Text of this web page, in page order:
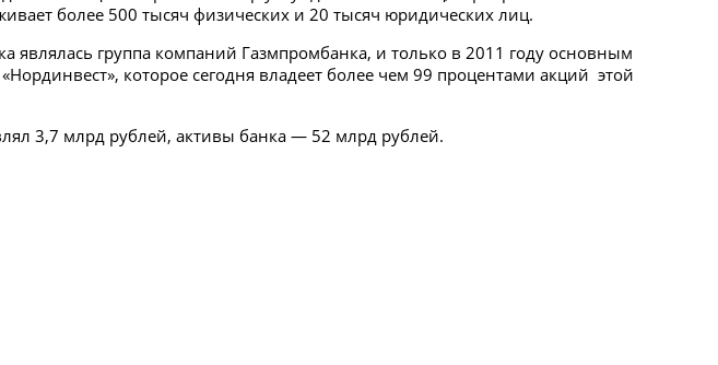
более 500 тысяч физических и 20 тысяч юридических лиц.
являлась группа компаний Газмпромбанка, и только в 2011 году основным
которое сегодня владеет более чем 99 процентами акций этой
3,7 млрд рублей, активы банка — 52 млрд рублей.